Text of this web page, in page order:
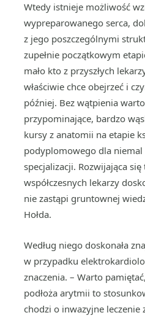
Wtedy istnieje możliwość
wypreparowanego serca,
z jego poszczególnymi
zupełnie początkowym
mało kto z przyszłych
właściwie chce obejrzeć i
później. Bez wątpienia
przypominające, bardzo
kursy z anatomii na etapie
podyplomowego dla niemal
specjalizacji. Rozwijająca
współczesnych lekarzy
nie zastąpi gruntownej
Hołda.
Według niego doskonała
w przypadku
znaczenia. – Warto
podłoża arytmii to
chodzi o inwazyjne leczenie